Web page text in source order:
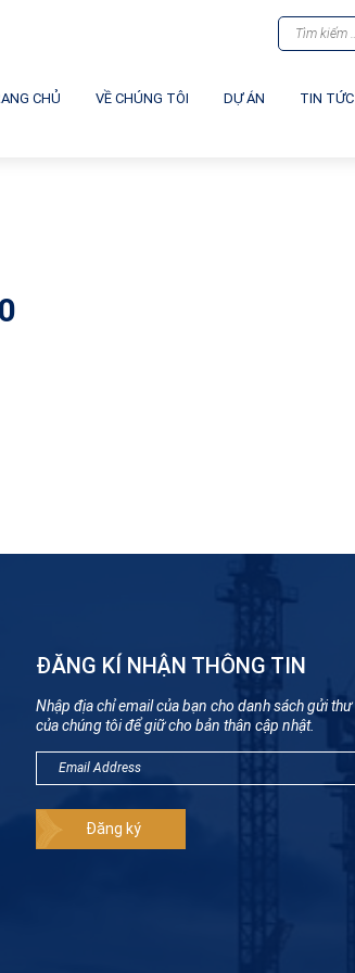
CHỦ VỀ CHÚNG TÔI DỰ ÁN TIN TỨC
ĐĂNG KÍ NHẬN THÔNG TIN
Nhập địa chỉ email của bạn cho danh sách gửi thư
của chúng tôi để giữ cho bản thân cập nhật.